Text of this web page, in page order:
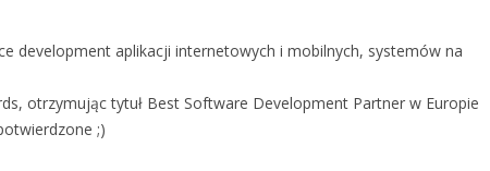
development aplikacji internetowych i mobilnych, systemów na
otrzymując tytuł Best Software Development Partner w Europie
;)